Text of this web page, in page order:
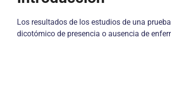
Los resultados de los estudios de una
dicotómico de presencia o ausencia de